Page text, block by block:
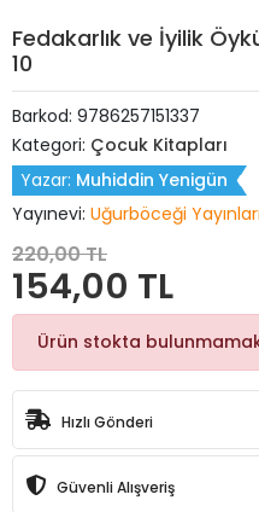
Fedakarlık ve İyilik
10
Barkod: 9786257151337
Kategori: Çocuk Kitapları
Yazar: Muhiddin Yenigün
Yayınevi: Uğurböceği Yayınları
220,00 TL
154,00 TL
Ürün stokta
Hızlı Gönderi
Güvenli Alışveriş